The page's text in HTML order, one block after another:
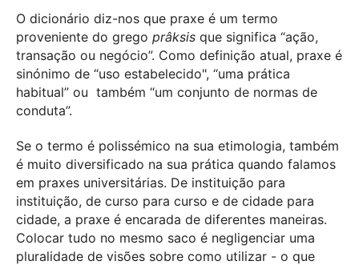
O dicionário diz-nos que praxe é um termo
proveniente do grego prâksis que significa “ação,
transação ou negócio”. Como definição atual, praxe é
sinónimo de “uso estabelecido", “uma prática
habitual” ou também “um conjunto de normas de
conduta”.
Se o termo é polissémico na sua etimologia, também
é muito diversificado na sua prática quando falamos
em praxes universitárias. De instituição para
instituição, de curso para curso e de cidade para
cidade, a praxe é encarada de diferentes maneiras.
Colocar tudo no mesmo saco é negligenciar uma
pluralidade de visões sobre como utilizar - o que